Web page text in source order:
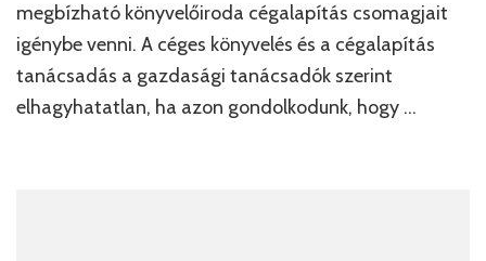
megbízható könyvelőiroda cégalapítás csomagjait
igénybe venni. A céges könyvelés és a cégalapítás
tanácsadás a gazdasági tanácsadók szerint
elhagyhatatlan, ha azon gondolkodunk, hogy …